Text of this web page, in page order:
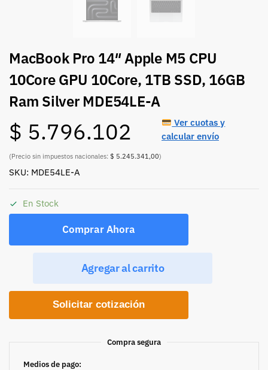
MacBook Pro 14″ Apple M5 CPU
10Core GPU 10Core, 1TB SSD, 16GB
Ram Silver MDE54LE-A
$ 5.796.102
(Precio sin impuestos nacionales: $ 5.245.341,00)
Ver cuotas y
calcular envío
SKU: MDE54LE-A
En Stock
Comprar Ahora
Agregar al carrito
Solicitar cotización
Compra segura
Medios de pago: